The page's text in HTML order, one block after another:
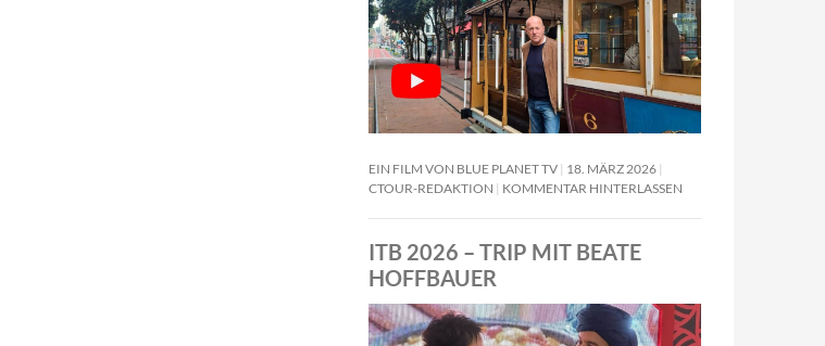
EIN FILM VON BLUE PLANET TV 18. MÄRZ 2026
CTOUR-REDAKTION
KOMMENTAR HINTERLASSEN
ITB 2026 – TRIP MIT BEATE
HOFFBAUER